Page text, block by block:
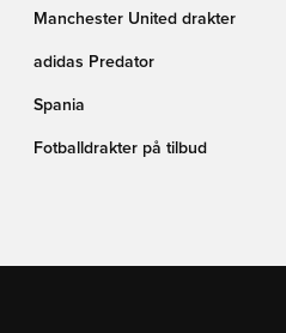
Manchester United drakter
adidas Predator
Spania
Fotballdrakter på tilbud